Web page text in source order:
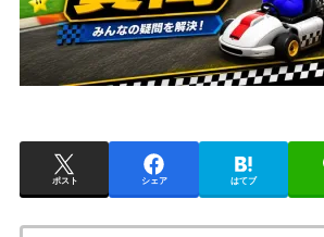
ポスト シェア はてブ